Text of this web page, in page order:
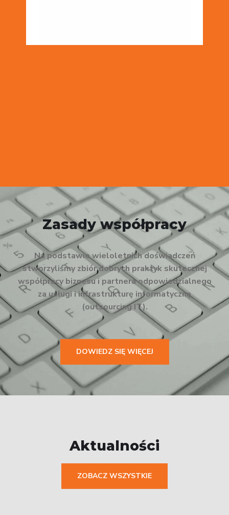
Zasady współpracy
Na podstawie wieloletnich doświadczeń
stworzyliśmy zbiór dobrych praktyk skutecznej
współpracy biznesu i partnera odpowiedzialnego
za usługi i infrastrukturę informatyczną
(outsourcing IT).
DOWIEDZ SIĘ WIĘCEJ
Aktualności
ZOBACZ WSZYSTKIE